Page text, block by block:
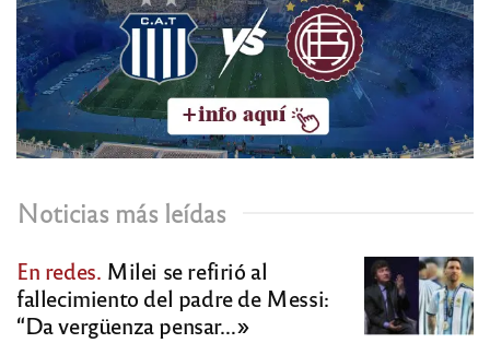
Noticias más leídas
En redes. Milei se refirió al
fallecimiento del padre de Messi:
“Da vergüenza pensar…»